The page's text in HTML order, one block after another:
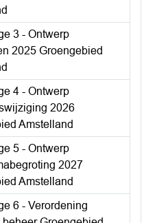
3 - Ontwerp
2025 Groengebied
4 - Ontwerp
2026
Amstelland
5 - Ontwerp
2027
Amstelland
6 - Verordening